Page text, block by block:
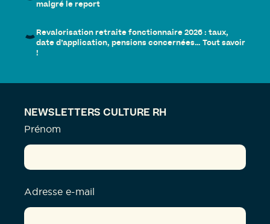
malgré le report
Revalorisation retraite fonctionnaire 2026 : taux,
date d’application, pensions concernées… Tout savoir
!
NEWSLETTERS CULTURE RH
Prénom
Adresse e-mail